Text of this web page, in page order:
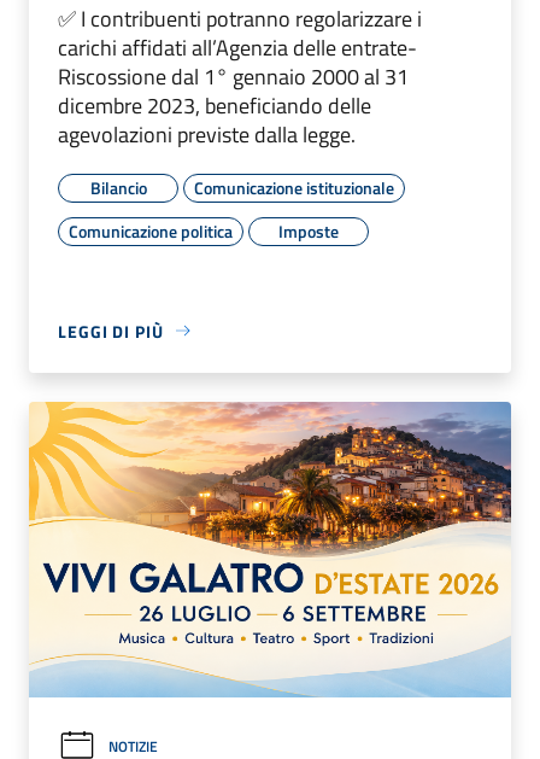
✅ I contribuenti potranno regolarizzare i
carichi affidati all’Agenzia delle entrate-
Riscossione dal 1° gennaio 2000 al 31
dicembre 2023, beneficiando delle
agevolazioni previste dalla legge.
Bilancio
Comunicazione istituzionale
Comunicazione politica
Imposte
LEGGI DI PIÙ
NOTIZIE